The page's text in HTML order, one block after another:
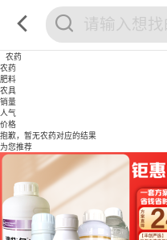
农药
农药
肥料
农具
销量
人气
价格
抱歉，暂无农药对应的结果
为您推荐